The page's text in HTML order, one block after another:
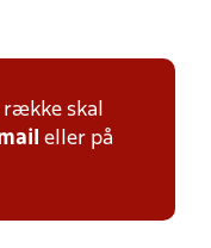
skal
eller på